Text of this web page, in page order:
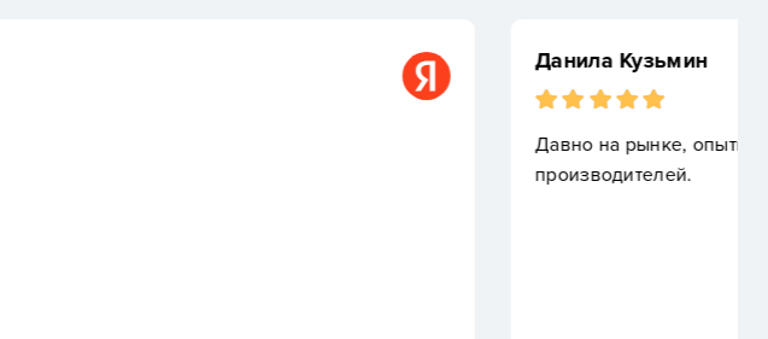
Давно на рынке, опытные специалисты, большой выбор проверенных